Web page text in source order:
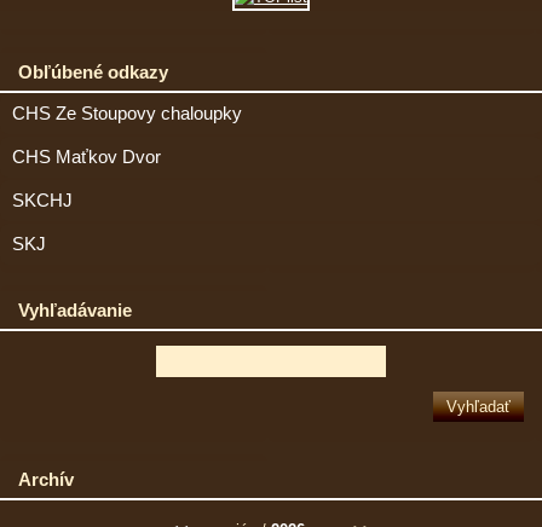
Obľúbené odkazy
CHS Ze Stoupovy chaloupky
CHS Maťkov Dvor
SKCHJ
SKJ
Vyhľadávanie
Archív